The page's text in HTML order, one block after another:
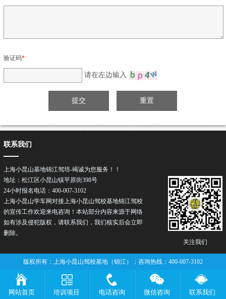
验证码*
请在左边输入
关注我们
联系我们
上海小昆山基地锦江驾培-竭诚为您服务！！
地址：松江区小昆山镇平原街398号
24小时报名电话：400-007-3102
上海小昆山学车网对接上海小昆山驾校基地锦江驾校
的宣传工作欢迎来电咨询！本站部分内容来源于网络
如有涉及侵犯版权，请联系我们，我们核实后会立即
删除。
版权所有：上海小昆山驾校基地（锦江）；咨询热线：400-007-3102
网站首页 培训项目 电话咨询 微信咨询 联系我们